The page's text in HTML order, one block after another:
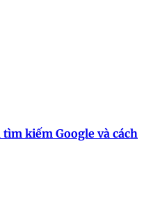
kiếm Google và cách